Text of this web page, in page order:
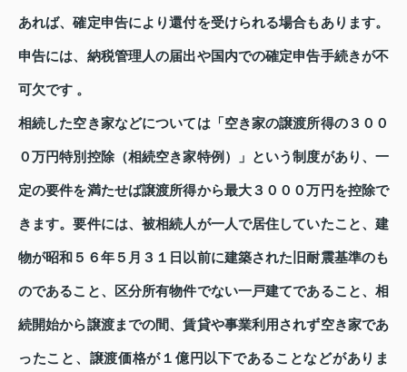
あれば、確定申告により還付を受けられる場合もあります。
申告には、納税管理人の届出や国内での確定申告手続きが不
可欠です 。
相続した空き家などについては「空き家の譲渡所得の３００
０万円特別控除（相続空き家特例）」という制度があり、一
定の要件を満たせば譲渡所得から最大３０００万円を控除で
きます。要件には、被相続人が一人で居住していたこと、建
物が昭和５６年５月３１日以前に建築された旧耐震基準のも
のであること、区分所有物件でない一戸建てであること、相
続開始から譲渡までの間、賃貸や事業利用されず空き家であ
ったこと、譲渡価格が１億円以下であることなどがありま